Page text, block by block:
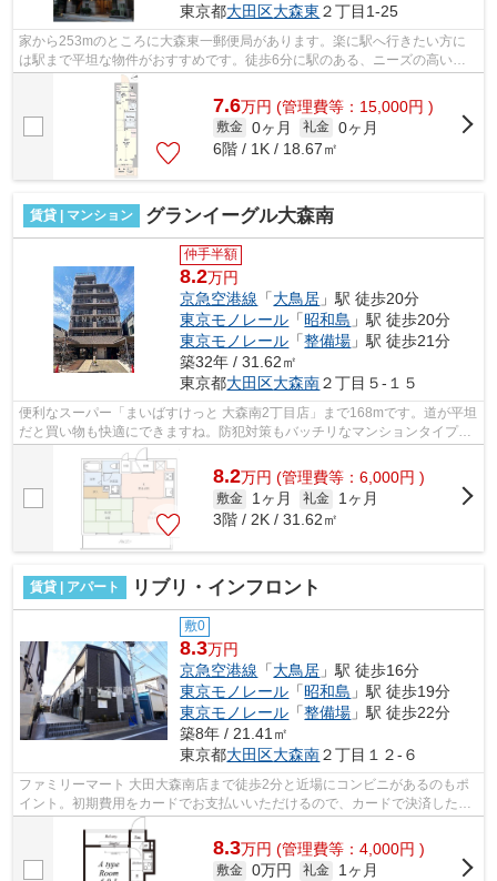
東京都大田区大森東 ２丁目1-25
家から253mのところに大森東一郵便局があります。楽に駅へ行きたい方に
は駅まで平坦な物件がおすすめです。徒歩6分に駅のある、ニーズの高い物
件です。こちらのマンションでは初期費用...
7.6万円 (管理費等：15,000円 )
敷金 0ヶ月 礼金 0ヶ月
6階 / 1K / 18.67㎡
賃貸 | マンション グランイーグル大森南
仲手半額
8.2万円
京急空港線 「大鳥居 」駅 徒歩20分
東京モノレール 「昭和島 」駅 徒歩20分
東京モノレール 「整備場 」駅 徒歩21分
築32年 / 31.62㎡
東京都大田区大森南２丁目５-１５
便利なスーパー「まいばすけっと 大森南2丁目店」まで168mです。道が平坦
だと買い物も快適にできますね。防犯対策もバッチリなマンションタイプの
物件です。初期費用をカードでお支払...
8.2万円 (管理費等：6,000円 )
敷金 1ヶ月 礼金
1ヶ月
3階 / 2K / 31.62㎡
賃貸 | アパート リブリ・インフロント
敷0
8.3万円
京急空港線 「大鳥居 」駅 徒歩16分
東京モノレール 「昭和島 」駅 徒歩19分
東京モノレール 「整備場 」駅 徒歩22分
築8年 / 21.41㎡
東京都大田区大森南２丁目１２-６
ファミリーマート 大田大森南店まで徒歩2分と近場にコンビニがあるのもポ
イント。初期費用をカードでお支払いいただけるので、カードで決済したい
方にもおすすめです。平坦な場所にあ...
8.3万円 (管理費等：4,000円 )
敷金 0万円 礼金
1ヶ月